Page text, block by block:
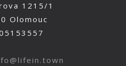
1215/1
Olomouc